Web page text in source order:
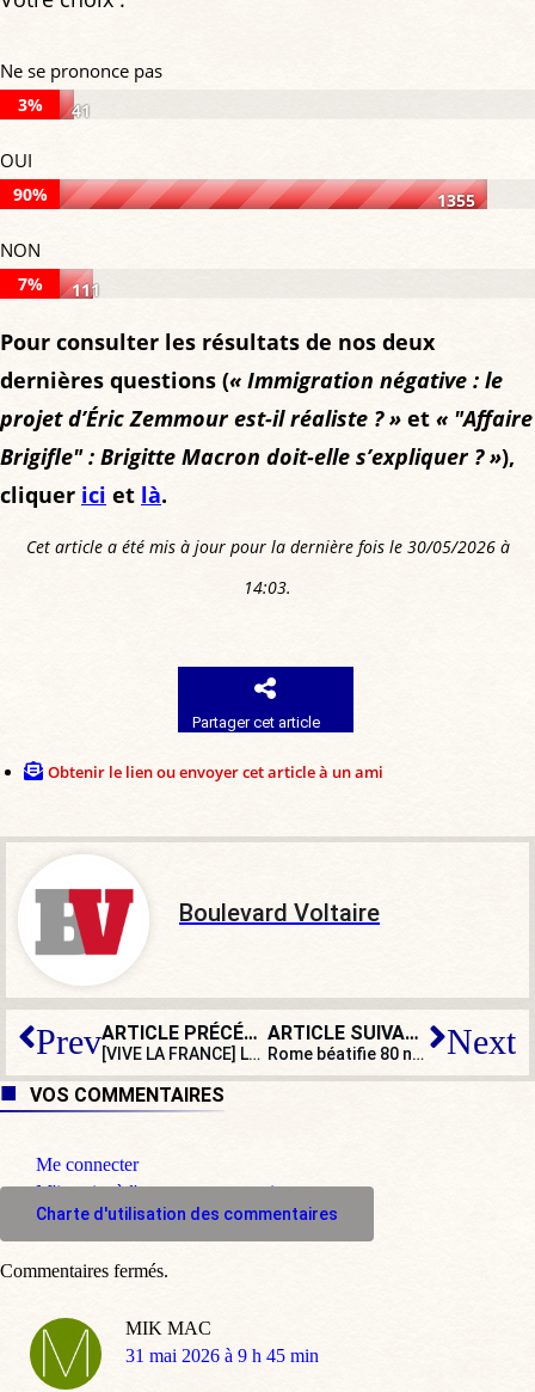
Ne se prononce pas
3% 41
se
prononce
3%
votes,
41
votes
OUI
90% 1355
90%
of
votes,
1355
votes
NON
7% 111
7%
of
votes,
111
votes
Pour consulter les résultats de nos deux
dernières questions (« Immigration négative : le
projet d’Éric Zemmour est-il réaliste ? » et « "Affaire
Brigifle" : Brigitte Macron doit-elle s’expliquer ? »),
cliquer ici et là.
Cet article a été mis à jour pour la dernière fois le 30/05/2026 à
14:03.
Partager cet article
Obtenir le lien ou envoyer cet article à un ami
Boulevard Voltaire
Prev ARTICLE PRÉCÉDENT
[VIVE LA FRANCE] La porcelaine de Limoges reconnue et protégée en Europe
ARTICLE SUIVANT
Rome béatifie 80 nouveaux martyrs oubliés de la guerre d’Espagne Next
VOS COMMENTAIRES
Me connecter
M'inscrire à l'espace commentaire
Charte d'utilisation des commentaires
MIK MAC
dit
31 mai 2026 à 9 h 45 min
Commentaires fermés.